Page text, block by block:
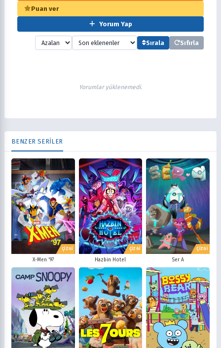
Puan ver
Yorum Yap
Sırala Sıfırla
Yorumlar yüklenemedi.
BENZER SERİLER
ÇİZGİ
X-Men '97
ÇİZGİ
Hazbin Hotel
ÇİZGİ
Ser A